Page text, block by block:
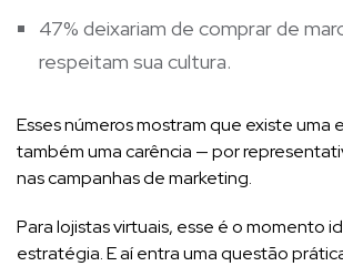
47% deixariam de comprar de
respeitam sua cultura.
Esses números mostram que existe uma
também uma carência — por
nas campanhas de marketing.
Para lojistas virtuais, esse é o momento
estratégia. E aí entra uma questão